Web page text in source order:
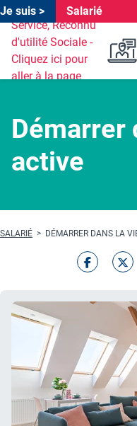
Header
Je suis > Salarié
Démarrer
active
Fil d'Ariane
SALARIÉ DÉMARRER DANS LA